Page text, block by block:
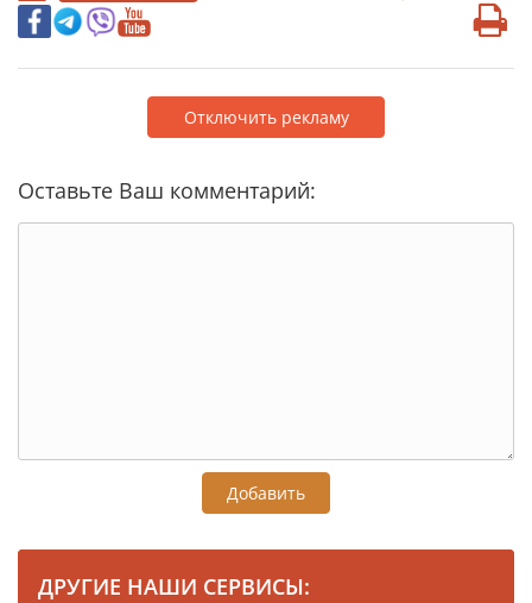
Отключить рекламу
Оставьте Ваш комментарий:
Добавить
ДРУГИЕ НАШИ СЕРВИСЫ: